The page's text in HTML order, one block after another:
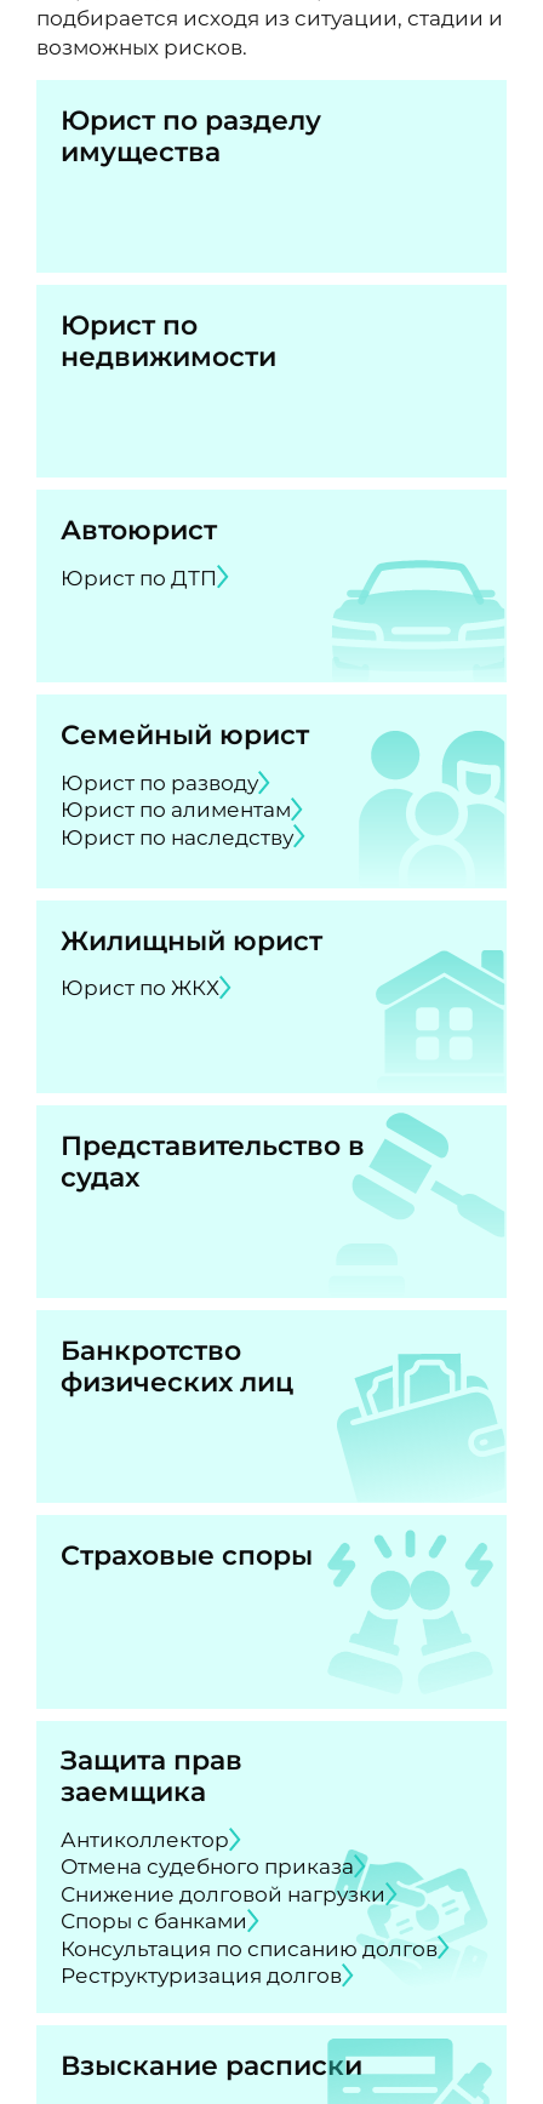
подбирается исходя из ситуации, стадии и
возможных рисков.
Юрист по разделу
имущества
Юрист по
недвижимости
Автоюрист
Юрист по ДТП
Семейный юрист
Юрист по разводу
Юрист по алиментам
Юрист по наследству
Жилищный юрист
Юрист по ЖКХ
Представительство в
судах
Банкротство
физических лиц
Страховые споры
Защита прав
заемщика
Антиколлектор
Отмена судебного приказа
Снижение долговой нагрузки
Споры с банками
Консультация по списанию долгов
Реструктуризация долгов
Взыскание расписки